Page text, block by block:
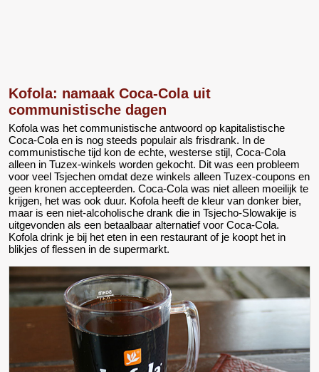
Kofola: namaak Coca-Cola uit
communistische dagen
Kofola was het communistische antwoord op kapitalistische
Coca-Cola en is nog steeds populair als frisdrank. In de
communistische tijd kon de echte, westerse stijl, Coca-Cola
alleen in Tuzex-winkels worden gekocht. Dit was een probleem
voor veel Tsjechen omdat deze winkels alleen Tuzex-coupons en
geen kronen accepteerden. Coca-Cola was niet alleen moeilijk te
krijgen, het was ook duur. Kofola heeft de kleur van donker bier,
maar is een niet-alcoholische drank die in Tsjecho-Slowakije is
uitgevonden als een betaalbaar alternatief voor Coca-Cola.
Kofola drink je bij het eten in een restaurant of je koopt het in
blikjes of flessen in de supermarkt.